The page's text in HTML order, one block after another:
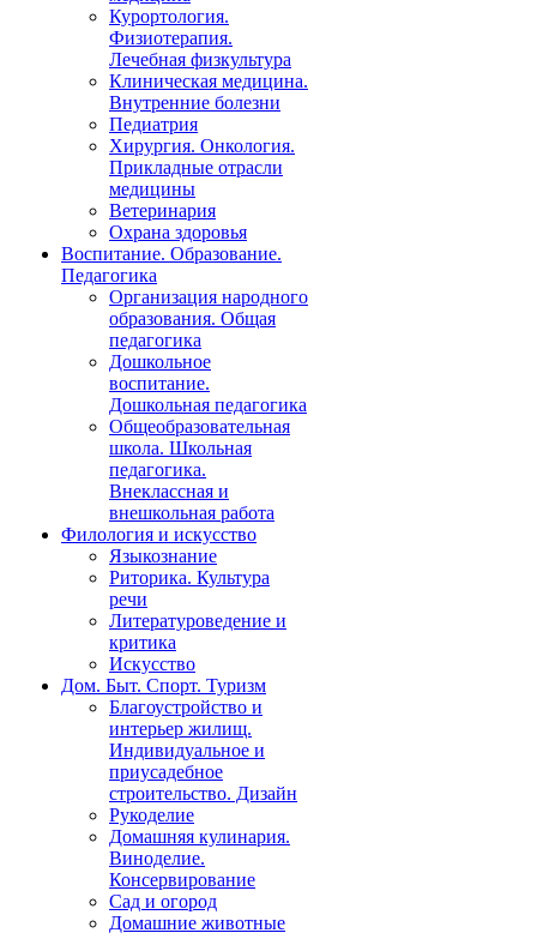
Курортология.
Физиотерапия.
Лечебная физкультура
Клиническая медицина.
Внутренние болезни
Педиатрия
Хирургия. Онкология.
Прикладные отрасли
медицины
Ветеринария
Охрана здоровья
Воспитание. Образование.
Педагогика
Организация народного
образования. Общая
педагогика
Дошкольное
воспитание.
Дошкольная педагогика
Общеобразовательная
школа. Школьная
педагогика.
Внеклассная и
внешкольная работа
Филология и искусство
Языкознание
Риторика. Культура
речи
Литературоведение и
критика
Искусство
Дом. Быт. Спорт. Туризм
Благоустройство и
интерьер жилищ.
Индивидуальное и
приусадебное
строительство. Дизайн
Рукоделие
Домашняя кулинария.
Виноделие.
Консервирование
Сад и огород
Домашние животные